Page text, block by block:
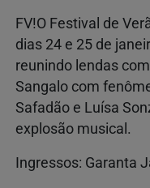
FV!O Festival de
dias 24 e 25 de
reunindo lendas
Sangalo com
Safadão e Luísa
explosão musical.
Ingressos: Garanta